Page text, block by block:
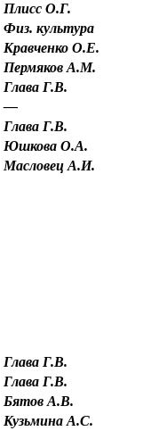
Плисс О.Г.
Физ. культура
Кравченко О.Е.
Пермяков А.М.
Глава Г.В.
—
Глава Г.В.
Юшкова О.А.
Масловец А.И.
Глава Г.В.
Глава Г.В.
Бятов А.В.
Кузьмина А.С.